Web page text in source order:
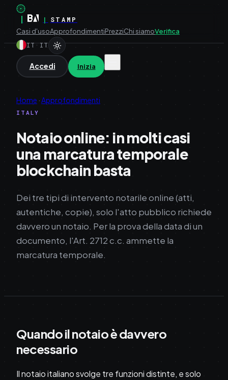
| |
STAMP
Casi d'usoApprofondimentiPrezziChi siamoVerifica
IT·IT
Accedi Inizia
Home ·Approfondimenti
ITALY
Notaio online: in molti casi
una marcatura temporale
blockchain basta
Dei tre tipi di intervento notarile online (atti,
autentiche, copie), solo l'atto pubblico richiede
davvero un notaio. Per la prova della data di un
documento, l'Art. 2712 c.c. ammette la
marcatura temporale.
Quando il notaio è davvero
necessario
Il notaio italiano svolge tre funzioni distinte, e solo